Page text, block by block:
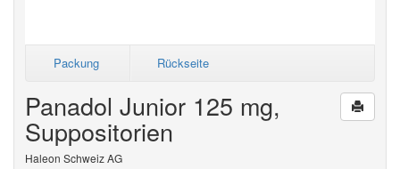
Packung Rückseite
Panadol Junior 125 mg,
Suppositorien
Haleon Schweiz AG